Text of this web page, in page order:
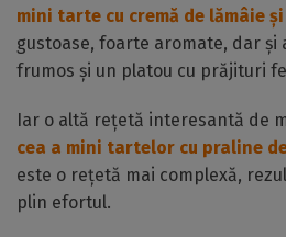
mini tarte cu cremă de lămâie
gustoase, foarte aromate, dar și
frumos și un platou cu prăjituri
Iar o altă rețetă interesantă de
cea a mini tartelor cu praline
este o rețetă mai complexă,
plin efortul.